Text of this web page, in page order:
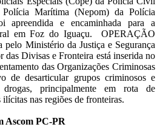
Marítima (Nepom) da Polícia
apreendida e encaminhada para a
em Foz do Iguaçu. OPERAÇÃO
Ministério da Justiça e Segurança
das Divisas e Fronteira está inserida no
das Organizações Criminosas
de desarticular grupos criminosos e
principalmente em rota de
nas regiões de fronteiras.
Ascom PC-PR